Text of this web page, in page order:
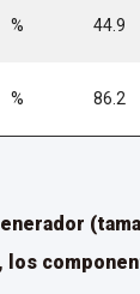
% 44.9
% 86.2
los